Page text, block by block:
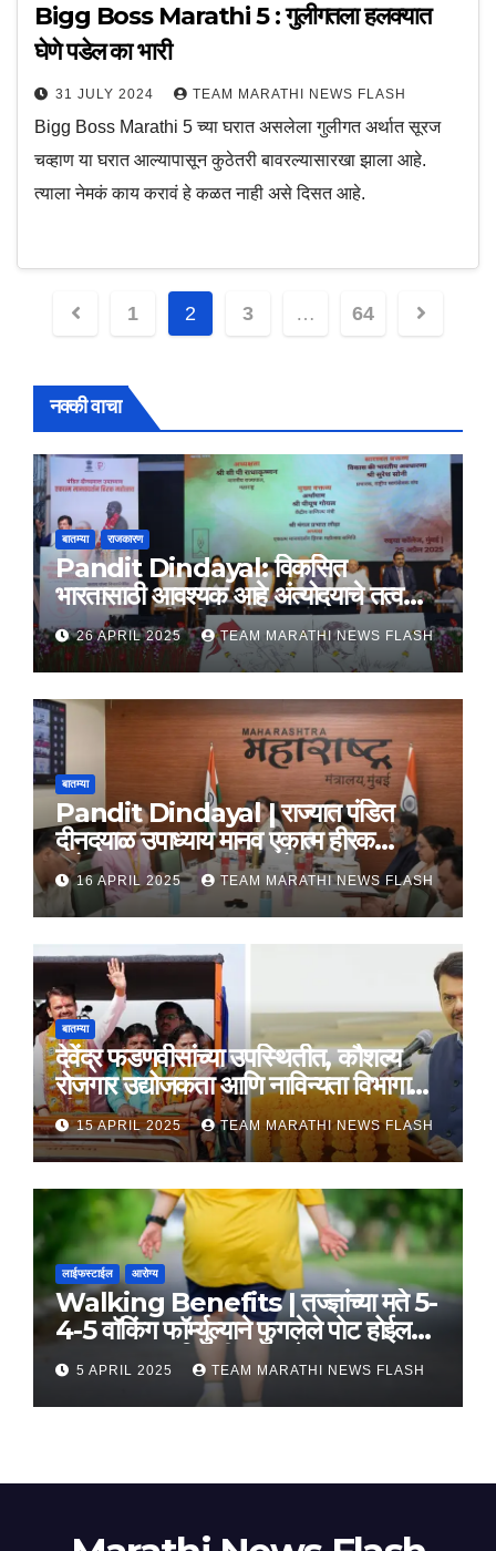
Bigg Boss Marathi 5 : गुलीगतला हलक्यात
घेणे पडेल का भारी
31 JULY 2024 TEAM MARATHI NEWS FLASH
Bigg Boss Marathi 5 च्या घरात असलेला गुलीगत अर्थात सूरज
चव्हाण या घरात आल्यापासून कुठेतरी बावरल्यासारखा झाला आहे.
त्याला नेमकं काय करावं हे कळत नाही असे दिसत आहे.
Posts
1 2 3 … 64
नक्की वाचा
बातम्या राजकारण
Pandit Dindayal: विकसित
भारतासाठी आवश्यक आहे अंत्योदयाचे तत्वज्ञान
– राज्यपाल सी. पी. राधाकृष्णन
26 APRIL 2025 TEAM MARATHI NEWS FLASH
बातम्या
Pandit Dindayal | राज्यात पंडित
दीनदयाळ उपाध्याय मानव एकात्म हीरक
महोत्सव, 22-25 दरम्यान होणार साजरा
16 APRIL 2025 TEAM MARATHI NEWS FLASH
बातम्या
देवेंद्र फडणवीसांच्या उपस्थितीत, कौशल्य
रोजगार उद्योजकता आणि नाविन्यता विभागाचे
तीन सामंजस्य करार
15 APRIL 2025 TEAM MARATHI NEWS FLASH
लाईफस्टाईल आरोग्य
Walking Benefits | तज्ज्ञांच्या मते 5-
4-5 वॉकिंग फॉर्म्युल्याने फुगलेले पोट होईल
लवकर सपाट, मिळतील फायदे
5 APRIL 2025 TEAM MARATHI NEWS FLASH